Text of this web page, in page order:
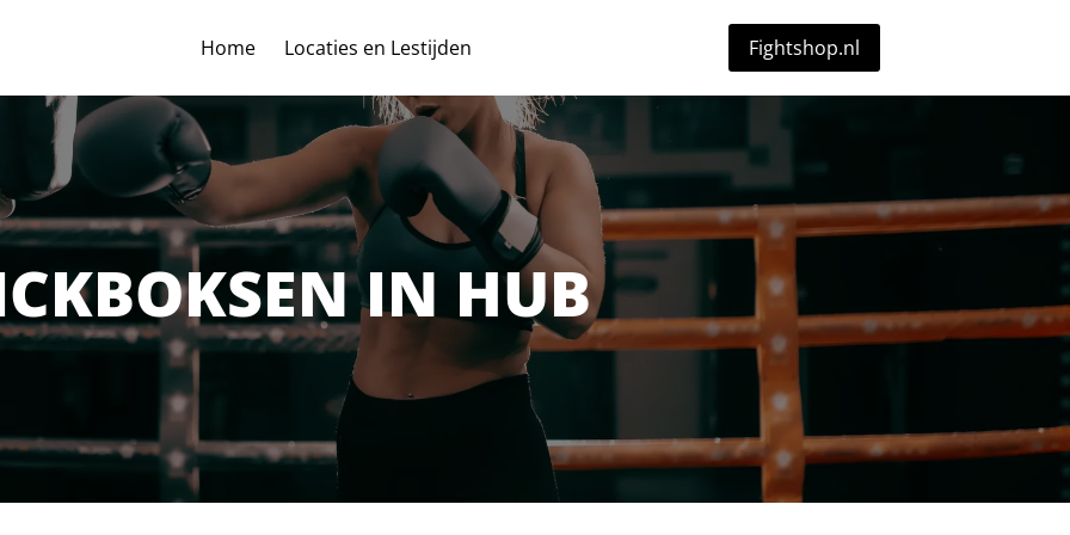
Home Locaties en Lestijden Fightshop.nl
IN HUB